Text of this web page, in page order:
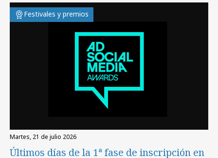
Festivales y premios
martes, 21 de julio 2026
Últimos días de la 1ª fase de inscripción en